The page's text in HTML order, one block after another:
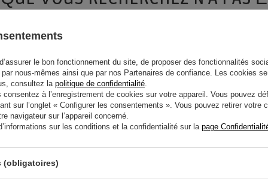
QUE NOUS N'AVONS PAS
dans notre boutique, vous pouvez utiliser le formulaire spécial
le bon fonctionnement du site, de proposer des fonctionnalités
nous-mêmes ainsi que par nos Partenaires de confiance. Les cookies
consultez la politique de confidentialité
à l’enregistrement de cookies sur votre appareil. Vous pouvez
sur l’onglet « Configurer les consentements ». Vous pouvez retirer votre
navigateur sur l’appareil concerné.
sur les conditions et la confidentialité sur la page
(obligatoires)